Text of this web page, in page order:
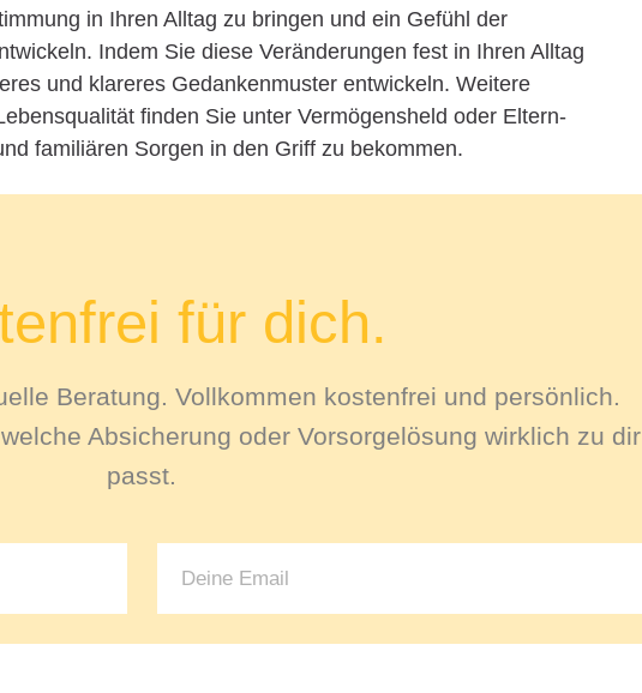
in Ihren Alltag zu bringen und ein Gefühl der
Indem Sie diese Veränderungen fest in Ihren Alltag
und klareres Gedankenmuster entwickeln. Weitere
finden Sie unter Vermögensheld oder Eltern-
familiären Sorgen in den Griff zu bekommen.
für dich.
Beratung. Vollkommen kostenfrei und persönlich.
Absicherung oder Vorsorgelösung wirklich zu dir
passt.